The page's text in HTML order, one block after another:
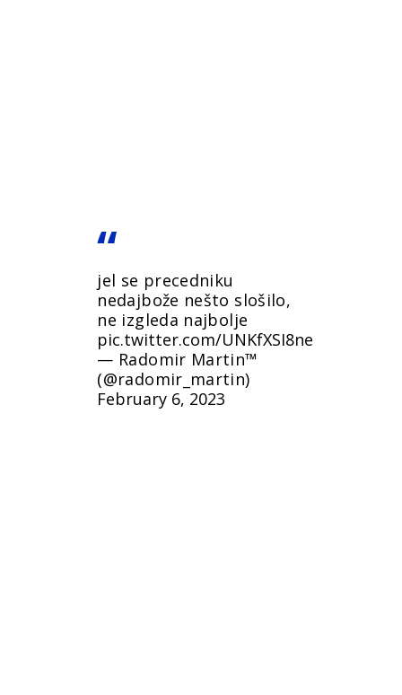
jel se precedniku
nedajbože nešto slošilo,
ne izgleda najbolje
pic.twitter.com/UNKfXSI8ne
— Radomir Martin™
(@radomir_martin)
February 6, 2023